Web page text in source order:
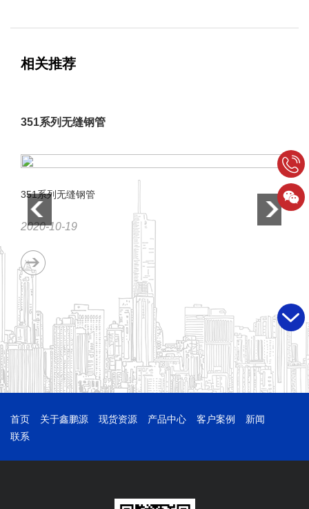
相关推荐
351系列无缝钢管
351系列无缝钢管
2020-10-19
无
首页 关于鑫鹏源 现货资源 产品中心 客户案例
新闻
联系